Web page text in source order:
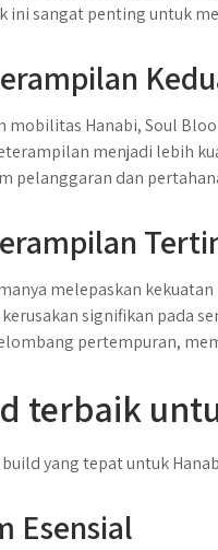
ini sangat penting untuk
mobilitas Hanabi, Soul
menjadi lebih
pelanggaran dan
melepaskan
signifikan pada
pertempuran,
terbaik
yang tepat untuk
Esensial